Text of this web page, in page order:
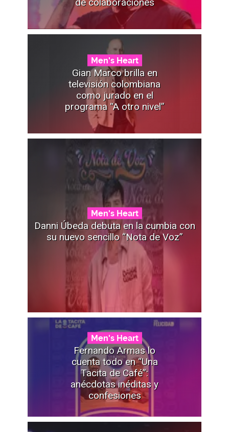
Men's Heart
Gian Marco brilla en
televisión colombiana
como jurado en el
programa “A otro nivel”
Men's Heart
Danni Úbeda debuta en la cumbia con
su nuevo sencillo “Nota de Voz”
Men's Heart
Fernando Armas lo
cuenta todo en “Una
Tacita de Café”:
anécdotas inéditas y
confesiones